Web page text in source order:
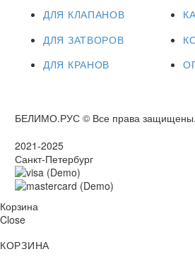
ДЛЯ КЛАПАНОВ
ДЛЯ ЗАТВОРОВ
ДЛЯ КРАНОВ
БЕЛИМО.РУС © Все права защищены.
2021-2025
Санкт-Петербург
Корзина
Close
КОРЗИНА